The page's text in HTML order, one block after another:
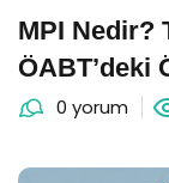
MPI Nedir?
ÖABT’deki
0 yorum